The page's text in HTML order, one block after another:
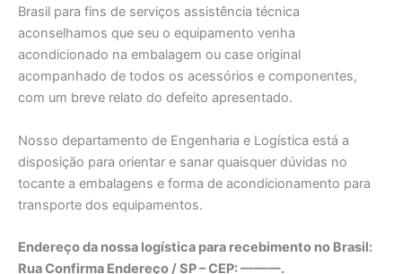
Brasil para fins de serviços assistência técnica
aconselhamos que seu o equipamento venha
acondicionado na embalagem ou case original
acompanhado de todos os acessórios e componentes,
com um breve relato do defeito apresentado.
Nosso departamento de Engenharia e Logística está a
disposição para orientar e sanar quaisquer dúvidas no
tocante a embalagens e forma de acondicionamento para
transporte dos equipamentos.
Endereço da nossa logística para recebimento no Brasil:
Rua Confirma Endereço / SP – CEP: ———.